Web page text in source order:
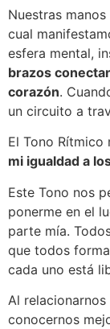
Nuestras
cual
esfera mental,
brazos
corazón.
un circuito a
El Tono Rítmico
mi igualdad a
Este Tono nos
ponerme en el
parte mía.
que todos
cada uno está
Al
conocernos